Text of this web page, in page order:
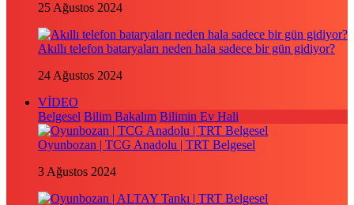
25 Ağustos 2024
Akıllı telefon bataryaları neden hala sadece bir gün gidiyor?
24 Ağustos 2024
VİDEO
Belgesel Bilim Bakalım Bilimin Ev Hali
Oyunbozan | TCG Anadolu | TRT Belgesel
3 Ağustos 2024